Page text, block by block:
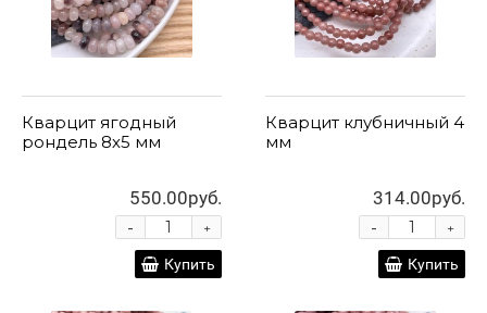
Кварцит ягодный
рондель 8х5 мм
550.00руб.
+
-
Купить
Кварцит клубничный 4
мм
314.00руб.
+
-
Купить